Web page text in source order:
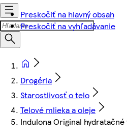
Preskočiť na hlavný obsah
Preskočiť na vyhľadávanie
Drogéria
Starostlivosť o telo
Telové mlieka a oleje
Indulona Original